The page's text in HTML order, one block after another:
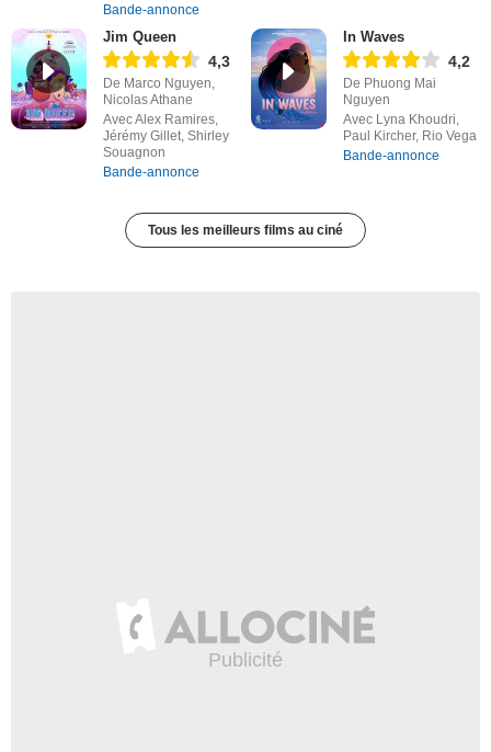
Bande-annonce
Jim Queen
4,3
De Marco Nguyen,
Nicolas Athane
Avec Alex Ramires,
Jérémy Gillet, Shirley
Souagnon
Bande-annonce
In Waves
4,2
De Phuong Mai
Nguyen
Avec Lyna Khoudri,
Paul Kircher, Rio Vega
Bande-annonce
Tous les meilleurs films au ciné